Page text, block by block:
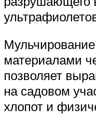
материалами
позволяет
на садовом
хлопот и